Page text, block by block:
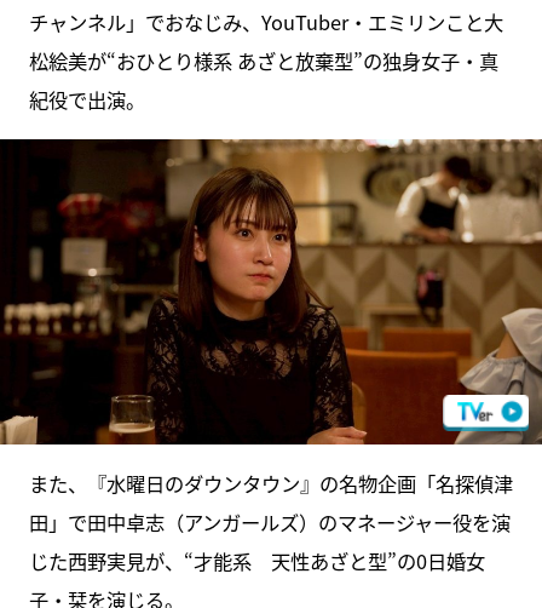
チャンネル」でおなじみ、YouTuber・エミリンこと大
松絵美が“おひとり様系 あざと放棄型”の独身女子・真
紀役で出演。
また、『水曜日のダウンタウン』の名物企画「名探偵津
田」で田中卓志（アンガールズ）のマネージャー役を演
じた西野実見が、“才能系 天性あざと型”の0日婚女
子・栞を演じる。